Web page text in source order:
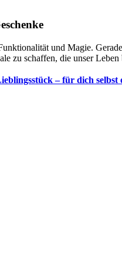
und Magie.
zu schaffen, die unser Leben
– für dich selbst